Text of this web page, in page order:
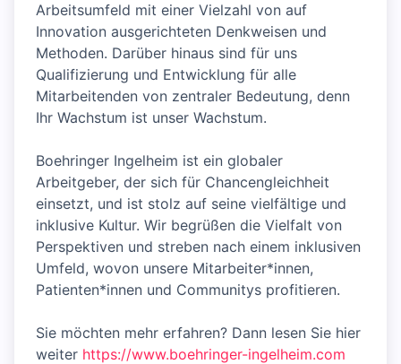
Arbeitsumfeld mit einer Vielzahl von auf
Innovation ausgerichteten Denkweisen und
Methoden. Darüber hinaus sind für uns
Qualifizierung und Entwicklung für alle
Mitarbeitenden von zentraler Bedeutung, denn
Ihr Wachstum ist unser Wachstum.
Boehringer Ingelheim ist ein globaler
Arbeitgeber, der sich für Chancengleichheit
einsetzt, und ist stolz auf seine vielfältige und
inklusive Kultur. Wir begrüßen die Vielfalt von
Perspektiven und streben nach einem inklusiven
Umfeld, wovon unsere Mitarbeiter*innen,
Patienten*innen und Communitys profitieren.
Sie möchten mehr erfahren? Dann lesen Sie hier
weiter https://www.boehringer-ingelheim.com